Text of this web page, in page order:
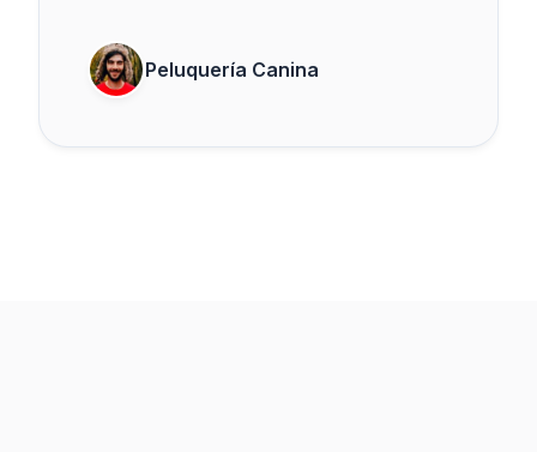
Peluquería Canina